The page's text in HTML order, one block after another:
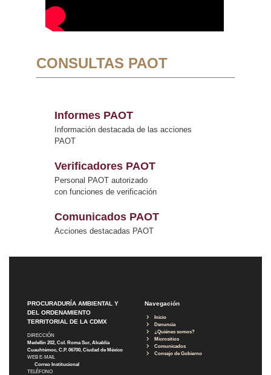
CONSULTAS PAOT
Informes PAOT
Información destacada de las acciones
PAOT
Verificadores PAOT
Personal PAOT autorizado
con funciones de verificación
Comunicados PAOT
Acciones destacadas PAOT
PROCURADURÍA AMBIENTAL Y
DEL ORDENAMIENTO
TERRITORIAL DE LA CDMX
DIRECCIÓN
Medellín 202, Col. Roma Sur, Alcaldía
Cuauhtémoc, C.P. 06700, Ciudad de México
WEB E-MAIL
Correo Institucional
TELÉFONO
Navegación
Inicio
Denuncia
¿Quiénes somos?
Micrositios
Comunicados
Consejo de Gobierno